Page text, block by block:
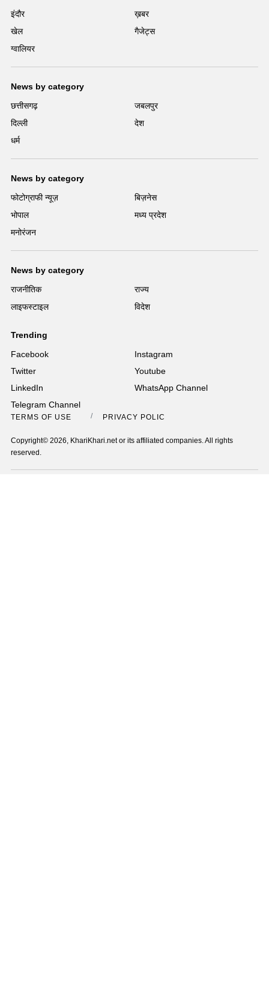
इंदौर
ख़बर
खेल
गैजेट्स
ग्वालियर
News by category
छत्तीसगढ़
जबलपुर
दिल्ली
देश
धर्म
News by category
फोटोग्राफी न्यूज़
बिज़नेस
भोपाल
मध्य प्रदेश
मनोरंजन
News by category
राजनीतिक
राज्य
लाइफस्टाइल
विदेश
Trending
Facebook
Instagram
Twitter
Youtube
LinkedIn
WhatsApp Channel
Telegram Channel
TERMS OF USE PRIVACY POLICY
Copyright© 2026, KhariKhari.net or its affiliated companies. All rights
reserved.